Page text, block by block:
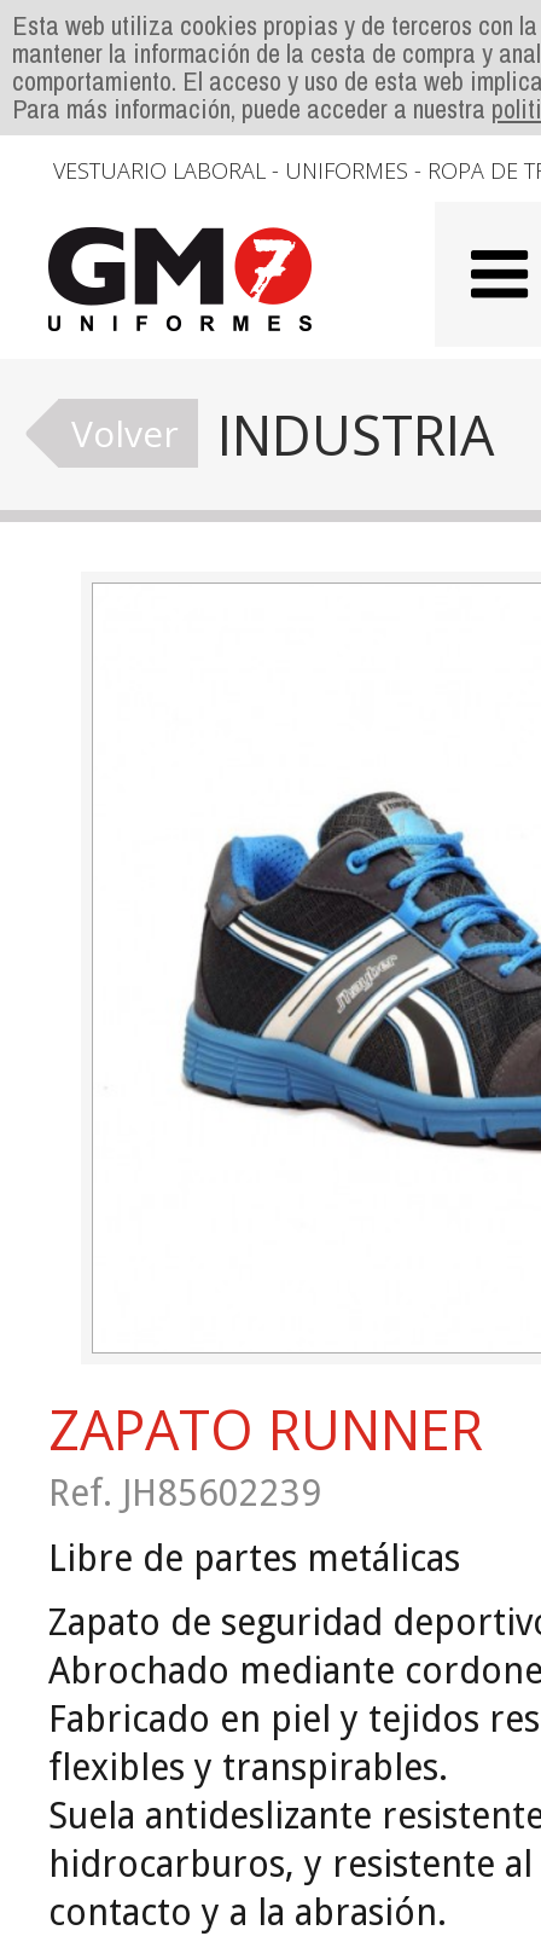
Esta web utiliza cookies propias y de terceros con
mantener la información de la cesta de compra y
comportamiento. El acceso y uso de esta web
Para más información, puede acceder a nuestra
VESTUARIO LABORAL - UNIFORMES - ROPA DE
Volver INDUSTRIA
ZAPATO RUNNER
Ref. JH85602239
Libre de partes metálicas
Zapato de seguridad
Abrochado mediante
Fabricado en piel y tejidos
flexibles y transpirables.
Suela antideslizante
hidrocarburos, y resistente
contacto y a la abrasión.